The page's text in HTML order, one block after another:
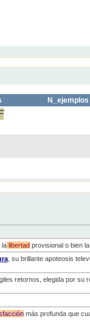
N_ejemplos
lalibertadprovisional o bien la
, su brillante apoteosis
retornos, elegida por su
más profunda que